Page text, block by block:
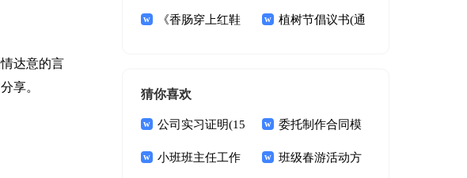
达意的言
享。
感
感15篇 议书模板10篇
《香肠穿上红鞋 植树节倡议书(通
猜你喜欢
公司实习证明(15
篇)
委托制作合同模
板汇总7篇
小班班主任工作 班级春游活动方